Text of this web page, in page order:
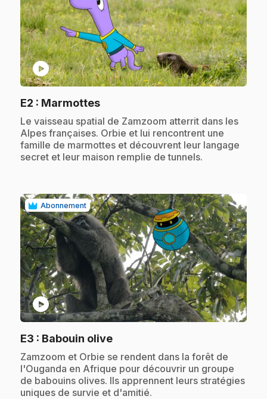
play_circle
E2 : Marmottes.
.Le vaisseau spatial de Zamzoom atterrit dans les
Alpes françaises. Orbie et lui rencontrent une
famille de marmottes et découvrent leur langage
secret et leur maison remplie de tunnels.
Abonnement
play_circle
E3 : Babouin olive.
.Zamzoom et Orbie se rendent dans la forêt de
l'Ouganda en Afrique pour découvrir un groupe
de babouins olives. Ils apprennent leurs stratégies
uniques de survie et d'amitié.